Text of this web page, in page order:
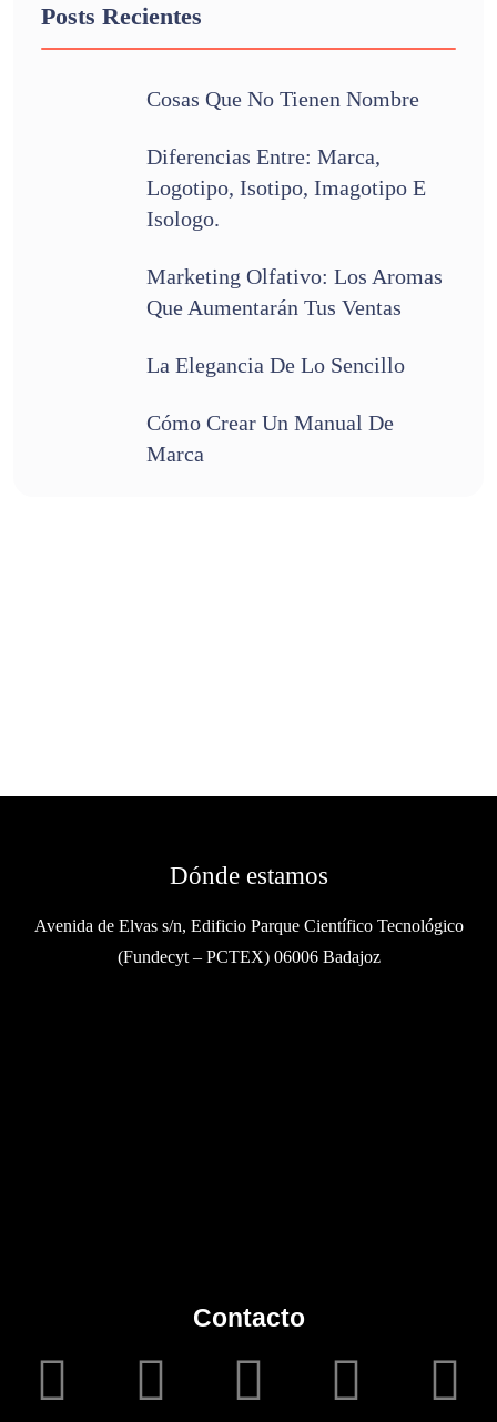
Posts Recientes
Cosas Que No Tienen Nombre
Diferencias Entre: Marca,
Logotipo, Isotipo, Imagotipo E
Isologo.
Marketing Olfativo: Los Aromas
Que Aumentarán Tus Ventas
La Elegancia De Lo Sencillo
Cómo Crear Un Manual De
Marca
Dónde estamos
Avenida de Elvas s/n, Edificio Parque Científico Tecnológico
(Fundecyt – PCTEX) 06006 Badajoz
Contacto